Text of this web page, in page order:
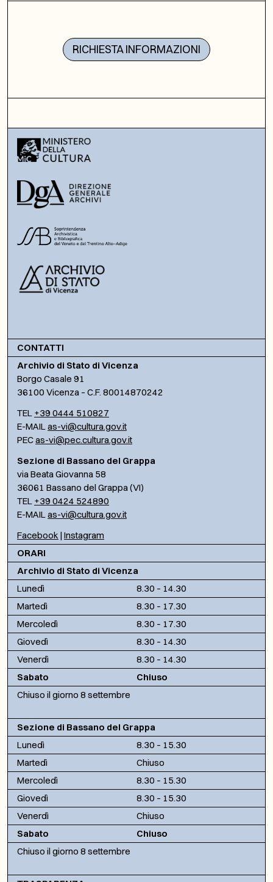
RICHIESTA INFORMAZIONI
CONTATTI
Archivio di Stato di Vicenza
Borgo Casale 91
36100 Vicenza – C.F. 80014870242
TEL +39 0444 510827
E-MAILas-vi@cultura.gov.it
PECas-vi@pec.cultura.gov.it
Sezione di Bassano del Grappa
via Beata Giovanna 58
36061 Bassano del Grappa (VI)
TEL +39 0424 524890
E-MAILas-vi@cultura.gov.it
Facebook | Instagram
ORARI
Archivio di Stato di Vicenza
Lunedì
8.30 – 14.30
Martedì
8.30 – 17.30
Mercoledì
8.30 – 17.30
Giovedì
8.30 – 14.30
Venerdì
8.30 – 14.30
Sabato
Chiuso
Chiuso il giorno 8 settembre
Sezione di Bassano del Grappa
Lunedì
8.30 – 15.30
Martedì
Chiuso
Mercoledì
8.30 – 15.30
Giovedì
8.30 – 15.30
Venerdì
Chiuso
Sabato
Chiuso
Chiuso il giorno 8 settembre